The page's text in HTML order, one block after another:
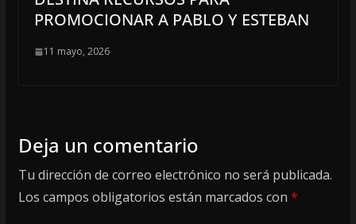
PROMOCIONAR A PABLO Y ESTEBAN
11 mayo, 2026
Deja un comentario
Tu dirección de correo electrónico no será publicada.
Los campos obligatorios están marcados con *